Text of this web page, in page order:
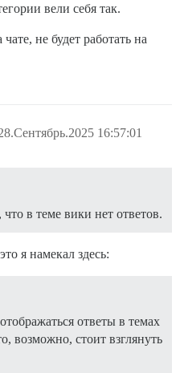
вели себя так.
не будет работать на
16:57:01
в теме вики нет ответов.
я намекал здесь:
ответы в темах
возможно, стоит взглянуть